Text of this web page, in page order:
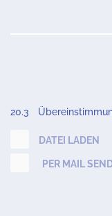
20.3
DATEI LADEN
PER MAIL